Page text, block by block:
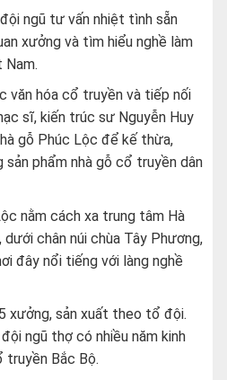
ngũ tư vấn nhiệt tình sẵn
xưởng và tìm hiểu nghề làm
Nam.
văn hóa cổ truyền và tiếp nối
sĩ, kiến trúc sư Nguyễn Huy
gỗ Phúc Lộc để kế thừa,
sản phẩm nhà gỗ cổ truyền dân
nằm cách xa trung tâm Hà
chân núi chùa Tây Phương,
đây nổi tiếng với làng nghề
xưởng, sản xuất theo tổ đội.
ngũ thợ có nhiều năm kinh
truyền Bắc Bộ.